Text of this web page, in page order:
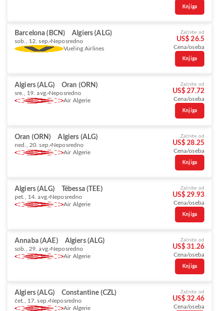
Knjiga
Barcelona (BCN) Algiers (ALG)
sob., 12. sep. Neposredno
Vueling Airlines
Začnite od
US$ 26.5
Cena/oseba
Knjiga
Algiers (ALG) Oran (ORN)
sre., 19. avg. Neposredno
Air Algerie
Začnite od
US$ 27.72
Cena/oseba
Knjiga
Oran (ORN) Algiers (ALG)
ned., 20. sep. Neposredno
Air Algerie
Začnite od
US$ 28.25
Cena/oseba
Knjiga
Algiers (ALG) Tébessa (TEE)
pet., 14. avg. Neposredno
Air Algerie
Začnite od
US$ 29.93
Cena/oseba
Knjiga
Annaba (AAE) Algiers (ALG)
sob., 29. avg. Neposredno
Air Algerie
Začnite od
US$ 31.26
Cena/oseba
Knjiga
Algiers (ALG) Constantine (CZL)
čet., 17. sep. Neposredno
Air Algerie
Začnite od
US$ 32.46
Cena/oseba